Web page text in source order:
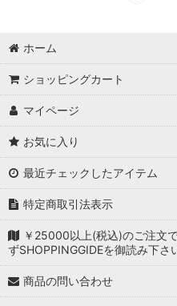
ホーム
ショッピングカート
マイページ
お気に入り
最近チェックしたアイテム
特定商取引法表示
￥25000以上(税込)のご注文
ずSHOPPINGGIDEを御読み下さ
商品の問い合わせ